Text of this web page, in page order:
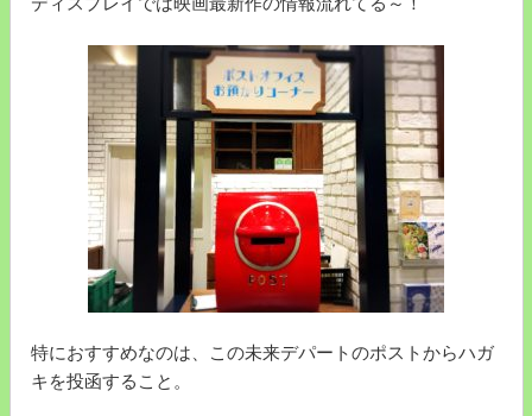
特におすすめなのは、この未来デパートのポストからハガ
キを投函すること。